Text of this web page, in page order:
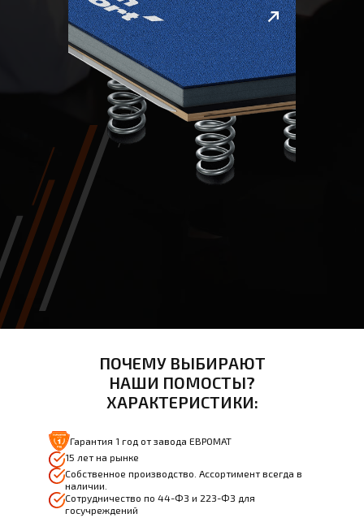
ПОЧЕМУ ВЫБИРАЮТ
НАШИ ПОМОСТЫ?
ХАРАКТЕРИСТИКИ:
15 лет на рынке
Гарантия 1 год от завода ЕВРОМАТ
Собственное производство. Ассортимент всегда в
наличии.
Сотрудничество по 44-ФЗ и 223-ФЗ для
госучреждений